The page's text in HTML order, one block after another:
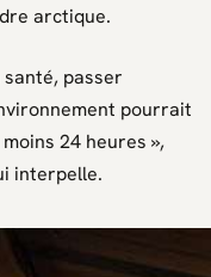
arctique.
, passer
pourrait
24 heures »,
interpelle.